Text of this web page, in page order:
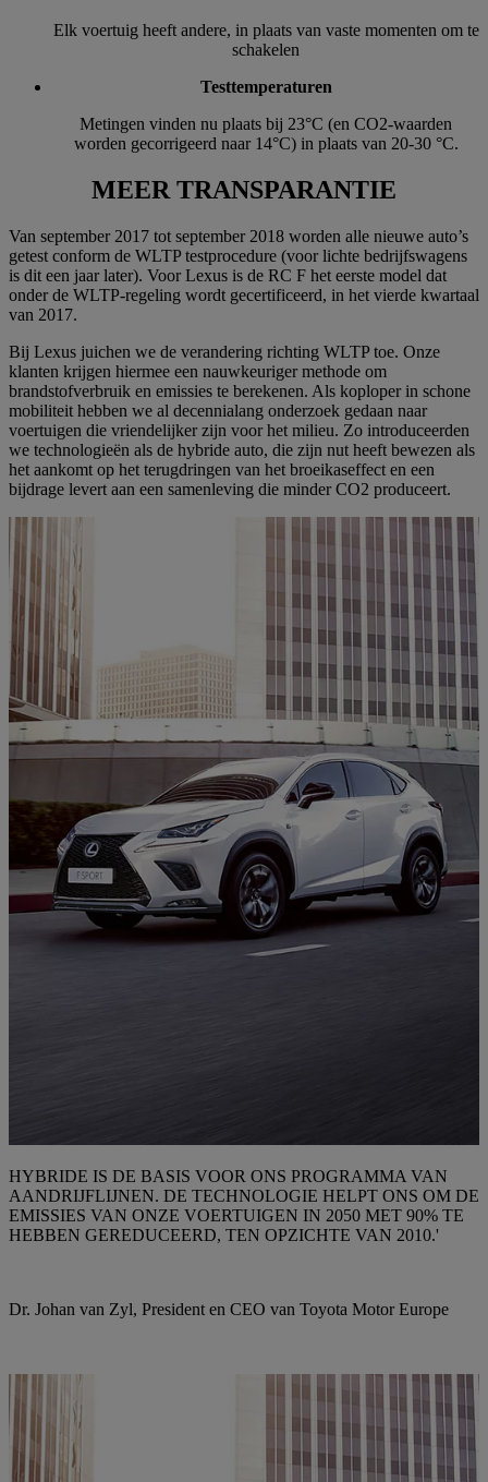
Elk voertuig heeft andere, in plaats van vaste momenten om te
schakelen
Testtemperaturen
Metingen vinden nu plaats bij 23°C (en CO2-waarden
worden gecorrigeerd naar 14°C) in plaats van 20-30 °C.
MEER TRANSPARANTIE
Van september 2017 tot september 2018 worden alle nieuwe auto’s
getest conform de WLTP testprocedure (voor lichte bedrijfswagens
is dit een jaar later). Voor Lexus is de RC F het eerste model dat
onder de WLTP-regeling wordt gecertificeerd, in het vierde kwartaal
van 2017.
Bij Lexus juichen we de verandering richting WLTP toe. Onze
klanten krijgen hiermee een nauwkeuriger methode om
brandstofverbruik en emissies te berekenen. Als koploper in schone
mobiliteit hebben we al decennialang onderzoek gedaan naar
voertuigen die vriendelijker zijn voor het milieu. Zo introduceerden
we technologieën als de hybride auto, die zijn nut heeft bewezen als
het aankomt op het terugdringen van het broeikaseffect en een
bijdrage levert aan een samenleving die minder CO2 produceert.
HYBRIDE IS DE BASIS VOOR ONS PROGRAMMA VAN
AANDRIJFLIJNEN. DE TECHNOLOGIE HELPT ONS OM DE
EMISSIES VAN ONZE VOERTUIGEN IN 2050 MET 90% TE
HEBBEN GEREDUCEERD, TEN OPZICHTE VAN 2010.'
Dr. Johan van Zyl, President en CEO van Toyota Motor Europe